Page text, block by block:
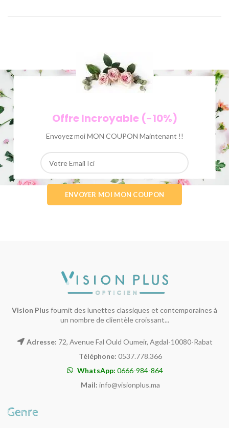
Offre Incroyable (-10%)
Envoyez moi MON COUPON Maintenant !!
Vision Plus fournit des lunettes classiques et contemporaines à
un nombre de clientèle croissant...
Adresse: 72, Avenue Fal Ould Oumeir, Agdal-10080-Rabat
Téléphone: 0537.778.366
WhatsApp: 0666-984-864
Mail: info@visionplus.ma